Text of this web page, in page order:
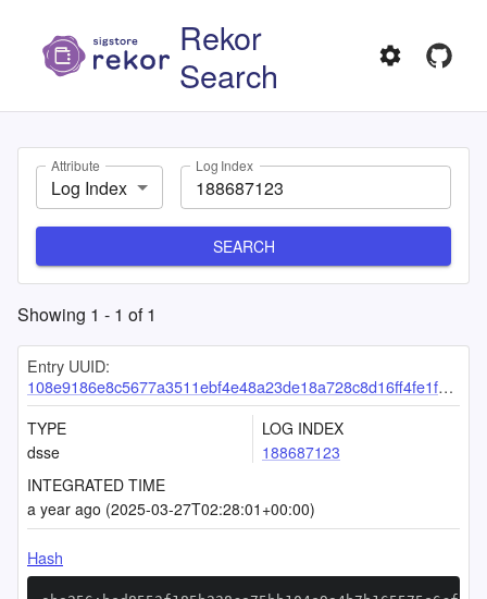
Rekor
Search
Attribute
Log Index
Log Index
SEARCH
Showing 1 - 1 of1
Entry UUID:
108e9186e8c5677a3511ebf4e48a23de18a728c8d16ff4fe1f21d4d73b8b95bbaf611a253edd0d63
TYPE
dsse
LOG INDEX
188687123
INTEGRATED TIME
a year ago (2025-03-27T02:28:01+00:00)
Hash